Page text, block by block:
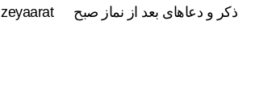
ذکر و دعاهای بعد از نماز صبح zeyaarat